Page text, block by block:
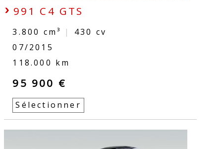
991 C4 GTS
3.800 cm³ | 430 cv
07/2015
118.000 km
95 900 €
Sélectionner